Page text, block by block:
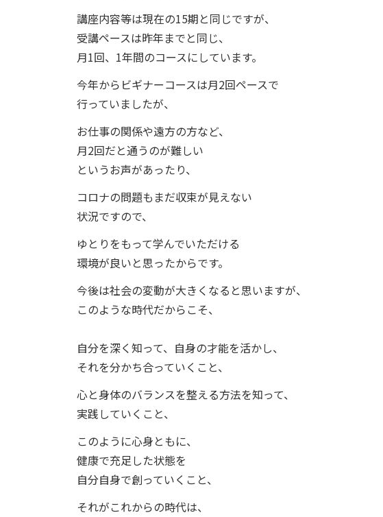
講座内容等は現在の15期と同じですが、
受講ペースは昨年までと同じ、
月1回、1年間のコースにしています。
今年からビギナーコースは月2回ペースで
行っていましたが、
お仕事の関係や遠方の方など、
月2回だと通うのが難しい
というお声があったり、
コロナの問題もまだ収束が見えない
状況ですので、
ゆとりをもって学んでいただける
環境が良いと思ったからです。
今後は社会の変動が大きくなると思いますが、
このような時代だからこそ、
自分を深く知って、自身の才能を活かし、
それを分かち合っていくこと、
心と身体のバランスを整える方法を知って、
実践していくこと、
このように心身ともに、
健康で充足した状態を
自分自身で創っていくこと、
それがこれからの時代は、